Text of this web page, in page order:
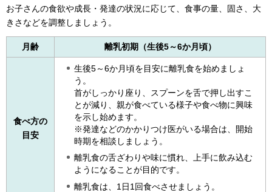
お子さんの食欲や成長・発達の状況に応じて、食事の量、固さ、大
きさなどを調整しましょう。
月齢 離乳初期（生後5～6か月頃）
食べ方の
目安
生後5～6か月頃を目安に離乳食を始めましょ
う。
首がしっかり座り、スプーンを舌で押し出すこ
とが減り、親が食べている様子や食べ物に興味
を示し始めます。
※発達などのかかりつけ医がいる場合は、開始
時期を相談しましょう。
離乳食の舌ざわりや味に慣れ、上手に飲み込む
ようになることが目的です。
離乳食は、1日1回食べさせましょう。